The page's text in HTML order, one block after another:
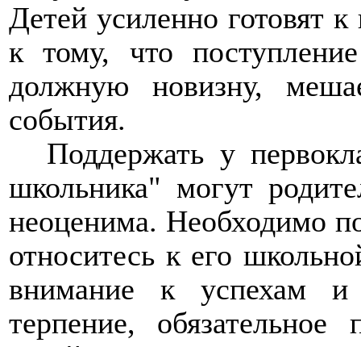
Детей усиленно готовят
к тому, что
должную новизну,
события.
Поддержать у
школьника" могут
неоценима. Необходимо
относитесь к его
внимание к успехам
терпение,